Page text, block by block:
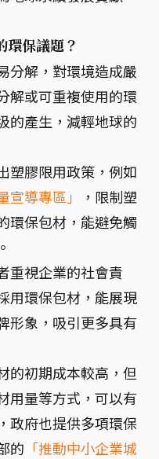
環保議題？
分解，對環境造成嚴
解或可重複使用的環
的產生，減輕地球的
塑膠限用政策，例如
宣導專區」
，限制塑
環保包材，能避免觸
重視企業的社會責
用環保包材，能展現
形象，吸引更多具有
的初期成本較高，但
用量等方式，可以有
政府也提供多項環保
的 「推動中小企業城